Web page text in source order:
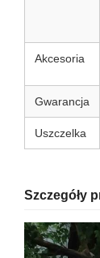
Akcesoria
Gwarancja
Uszczelka
Szczegóły